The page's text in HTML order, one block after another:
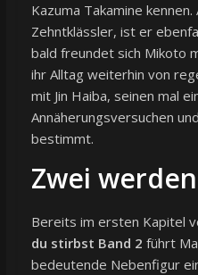
Kazuma Takamine
Zehntklässler, ist er
bald freundet sich Mikoto
ihr Alltag weiterhin von
mit Jin Haiba, seinen mal
Annäherungsversuchen
bestimmt.
Zwei
Bereits im ersten Kapitel
du stirbst Band 2 führt
bedeutende Nebenfigur